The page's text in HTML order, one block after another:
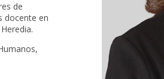
de
docente en